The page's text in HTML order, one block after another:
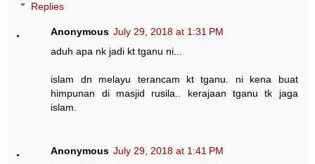
Replies
Anonymous July 29, 2018 at 1:31 PM
aduh apa nk jadi kt tganu ni...
islam dn melayu terancam kt tganu. ni kena buat
himpunan di masjid rusila.. kerajaan tganu tk jaga
islam.
Anonymous July 29, 2018 at 1:41 PM